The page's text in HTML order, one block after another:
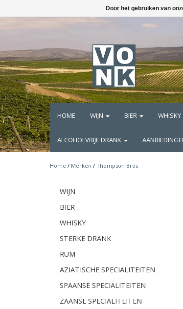
HOME WIJN BIER WHISKY
ALCOHOLVRIJE DRANK
Home / Merken / Thompson Bros
WIJN
BIER
WHISKY
STERKE DRANK
RUM
AZIATISCHE SPECIALITEITEN
SPAANSE SPECIALITEITEN
ZAANSE SPECIALITEITEN
Door het gebruiken van